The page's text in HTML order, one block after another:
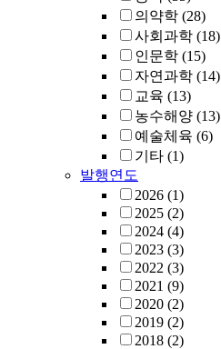
의약학 (28)
사회과학 (18)
인문학 (15)
자연과학 (14)
교육 (13)
농수해양 (13)
예술체육 (6)
기타 (1)
발행연도
2026 (1)
2025 (2)
2024 (4)
2023 (3)
2022 (3)
2021 (9)
2020 (2)
2019 (2)
2018 (2)